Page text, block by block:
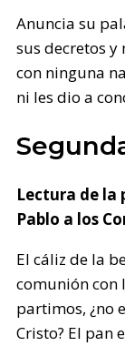
Anuncia su
sus decretos y
con ninguna
ni les dio a
Lectura de la
Pablo a los
El cáliz de la
comunión con
partimos, ¿no
Cristo? El pan